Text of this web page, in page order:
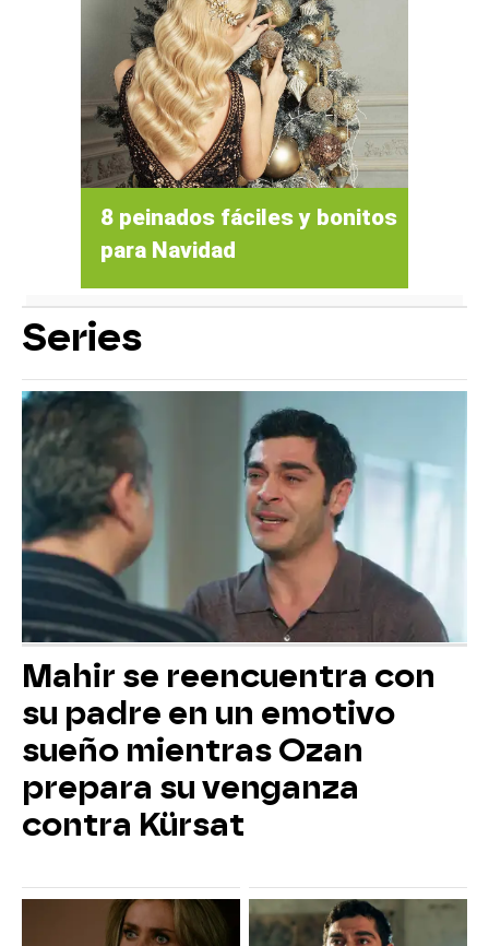
8 peinados fáciles y bonitos
para Navidad
Series
Mahir se reencuentra con
su padre en un emotivo
sueño mientras Ozan
prepara su venganza
contra Kürsat